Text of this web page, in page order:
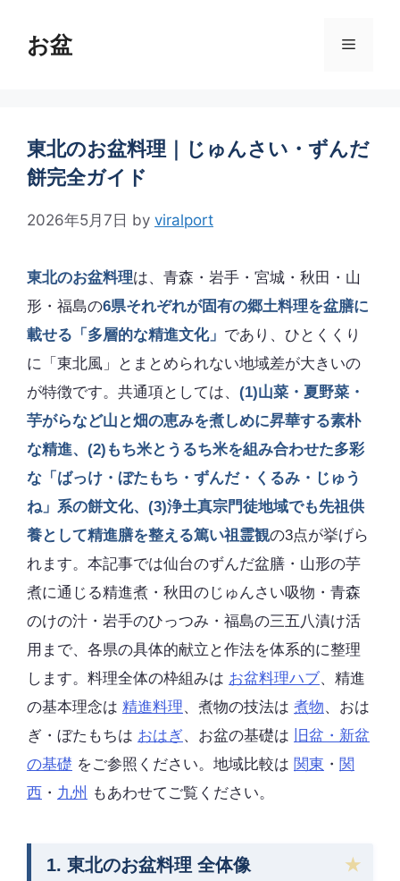
お盆 メ
ュ
東北のお盆料理｜じゅんさい・ずんだ
餅完全ガイド
2026年5月7日 by viralport
東北のお盆料理は、青森・岩手・宮城・秋田・山
形・福島の6県それぞれが固有の郷土料理を盆膳に
載せる「多層的な精進文化」 であり、ひとくくり
に「東北風」とまとめられない地域差が大きいの
が特徴です。共通項としては、 (1)山菜・夏野菜・
芋がらなど山と畑の恵みを煮しめに昇華する素朴
な精進、(2)もち米とうるち米を組み合わせた多彩
な「ばっけ・ぼたもち・ずんだ・くるみ・じゅう
ね」系の餅文化、(3)浄土真宗門徒地域でも先祖供
養として精進膳を整える篤い祖霊観の3点が挙げら
れます。本記事では仙台のずんだ盆膳・山形の芋
煮に通じる精進煮・秋田のじゅんさい吸物・青森
のけの汁・岩手のひっつみ・福島の三五八漬け活
用まで、各県の具体的献立と作法を体系的に整理
します。料理全体の枠組みは お盆料理ハブ、精進
の基本理念は 精進料理、煮物の技法は 煮物、おは
ぎ・ぼたもちは おはぎ、お盆の基礎は
旧盆・新盆
の基礎 をご参照ください。地域比較は 関東 ・ 関
西 ・ 九州 もあわせてご覧ください。
1. 東北のお盆料理 全体像